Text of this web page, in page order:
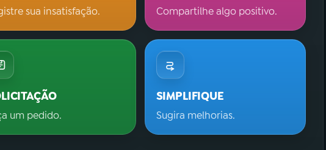
sua insatisfação. Compartilhe algo positivo.
um pedido.
SIMPLIFIQUE
Sugira melhorias.